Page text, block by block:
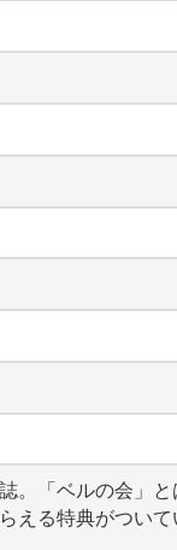
。「ベルの会」
える特典がつい